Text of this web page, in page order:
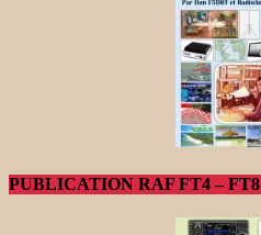
PUBLICATION RAF FT4 – FT8